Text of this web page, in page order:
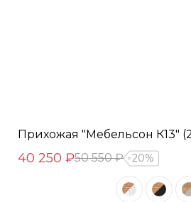
Прихожая "Мебельсон К13"
40 250 ₽50 550 ₽ 20%